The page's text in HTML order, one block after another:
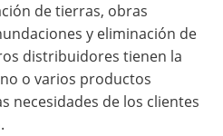
de tierras, obras
y eliminación de
distribuidores tienen la
o varios productos
necesidades de los clientes